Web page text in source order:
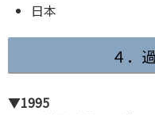
日本
４．
▼1995